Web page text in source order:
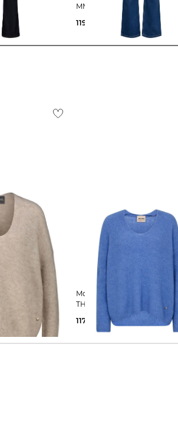
MMASHLEY DELUXE
119,99 €
Mos Mosh | Damen Strickpullover
THORA
117,55 €
119,90 €